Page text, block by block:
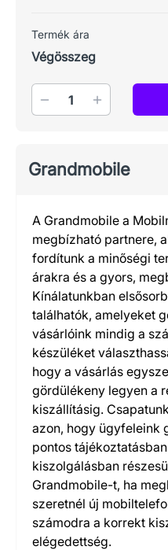
Termék ára
Végösszeg
Mennyiség
Grandmobile
A Grandmobile a
megbízható partnere,
fordítunk a minőségi
árakra és a gyors,
Kínálatunkban
találhatók, amelyeket
vásárlóink mindig a
készüléket
hogy a vásárlás
gördülékeny legyen a
kiszállításig.
azon, hogy ügyfeleink
pontos
kiszolgálásban
Grandmobile-t, ha
szeretnél új
számodra a korrekt
elégedettség.